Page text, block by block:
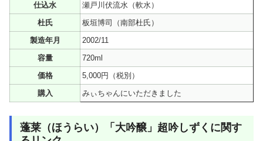
仕込水
瀬戸川伏流水（軟水）
杜氏
板垣博司（南部杜氏）
製造年月
2002/11
容量
720ml
価格
5,000円（税別）
購入
みぃちゃんにいただきました
蓬莱（ほうらい）「大吟醸」超吟しずくに関す